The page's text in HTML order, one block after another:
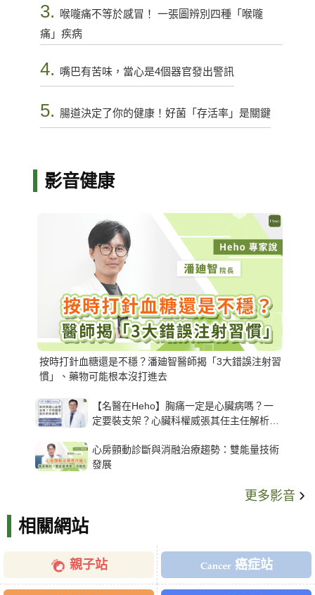
3.
喉嚨痛不等於感冒！ 一張圖辨別四種「喉嚨
痛」疾病
4. 嘴巴有苦味，當心是4個器官發出警訊
5. 腸道決定了你的健康！好菌「存活率」是關鍵
影音健康
按時打針血糖還是不穩？潘廸智醫師揭「3大錯誤注射習
慣」、藥物可能根本沒打進去
【名醫在Heho】胸痛一定是心臟病嗎？一
定要裝支架？心臟科權威張其任主任解析支
心房顫動診斷與消融治療趨勢：雙能量技術
發展
更多影音
相關網站
親子站 癌症站